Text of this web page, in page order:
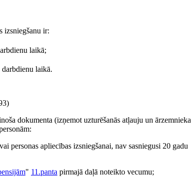
izsniegšanu ir:
laikā;
laikā.
dokumenta (izņemot uzturēšanās atļauju un ārzemnieka
personas apliecības izsniegšanai, nav sasniegusi 20 gadu
" 11.panta pirmajā daļā noteikto vecumu;